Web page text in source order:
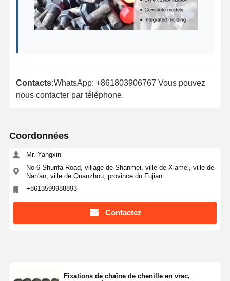
Contacts:WhatsApp: +861803906767 Vous pouvez
nous contacter par téléphone.
Coordonnées
Mr. Yangxin
No 6 Shunfa Road, village de Shanmei, ville de Xiamei, ville de
Nan'an, ville de Quanzhou, province du Fujian
+8613599988893
Contactez
Fixations de chaîne de chenille en vrac,